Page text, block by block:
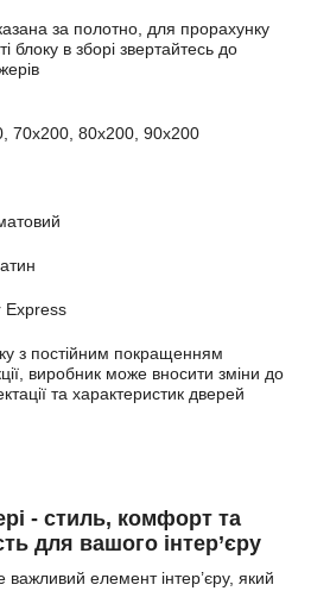
за полотно, для прорахунку
блоку в зборі звертайтесь до
70х200, 80х200, 90х200
Express
з постійним покращенням
виробник може вносити зміни до
та характеристик дверей
- стиль, комфорт та
для вашого інтер’єру
важливий елемент інтер’єру, який